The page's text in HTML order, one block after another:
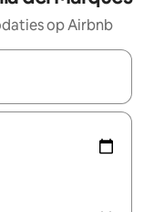
op Airbnb
maak je een keuze